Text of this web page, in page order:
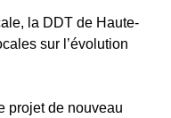
la DDT de Haute-
sur l’évolution
projet de nouveau